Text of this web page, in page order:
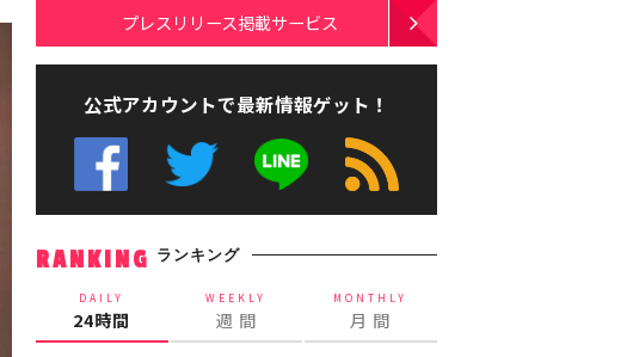
プレスリリース掲載サービス
公式アカウントで最新情報ゲット！
RANKING ランキング
DAILY
24時間
WEEKLY
週 間
MONTHLY
月 間